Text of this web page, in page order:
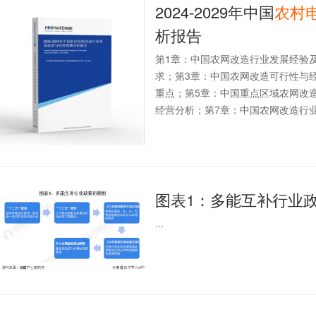
2024-2029年中国农村
析报告
第1章：中国农网改造行业发展经验
求；第3章：中国农网改造可行性与
重点；第5章：中国重点区域农网改
经营分析；第7章：中国农网改造行
图表1：多能互补行业
...